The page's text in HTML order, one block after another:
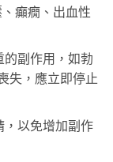
癲癇、出血性
的副作用，如勃
失，應立即停止
，以免增加副作